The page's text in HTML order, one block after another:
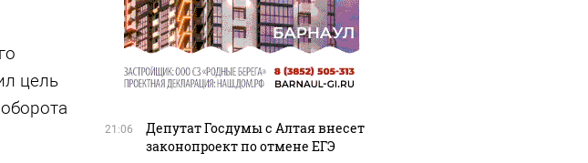
цель
21:06
Депутат Госдумы с Алтая внесет
законопроект по отмене ЕГЭ